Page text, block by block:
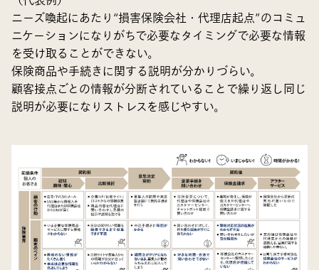
ニーズ喚起にあたり“損害保険会社・代理店起点”のコミュ
ニケーションになりがちで必要なタイミングで必要な情報
を受け取ることができない。
保険商品や手続きに関する説明が分かりづらい。
顧客接点ごとの情報が分断されていることで繰り返し同じ
説明が必要になりストレスを感じやすい。